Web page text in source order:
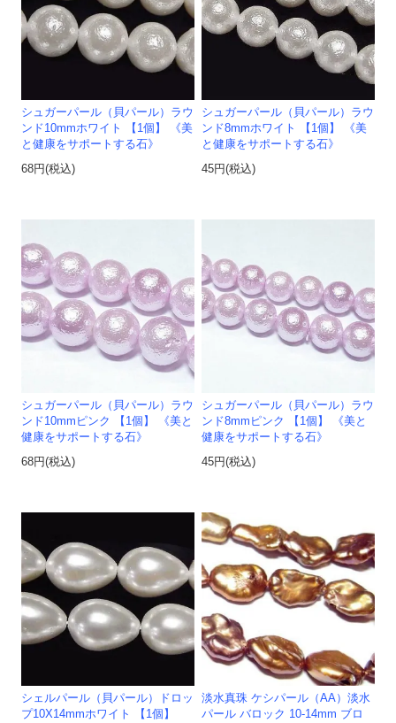
シュガーパール（貝パール）ラウ
ンド10mmホワイト 【1個】 《美
と健康をサポートする石》
68円(税込)
シュガーパール（貝パール）ラウ
ンド8mmホワイト 【1個】 《美
と健康をサポートする石》
45円(税込)
シュガーパール（貝パール）ラウ
ンド10mmピンク 【1個】 《美と
健康をサポートする石》
68円(税込)
シュガーパール（貝パール）ラウ
ンド8mmピンク 【1個】 《美と
健康をサポートする石》
45円(税込)
シェルパール（貝パール）ドロッ
プ10X14mmホワイト 【1個】
淡水真珠 ケシパール（AA）淡水
パール バロック 10-14mm ブロ